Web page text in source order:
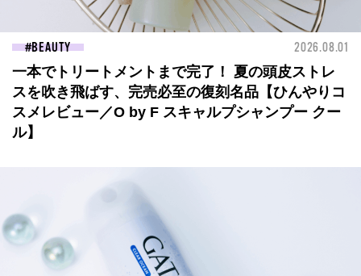
BEAUTY 2026.08.01
一本でトリートメントまで完了！ 夏の頭皮ストレ
スを吹き飛ばす、完売必至の復刻名品【ひんやりコ
スメレビュー／O by F スキャルプシャンプー クー
ル】